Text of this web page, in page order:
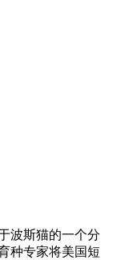
波斯猫的一个分
种专家将美国短